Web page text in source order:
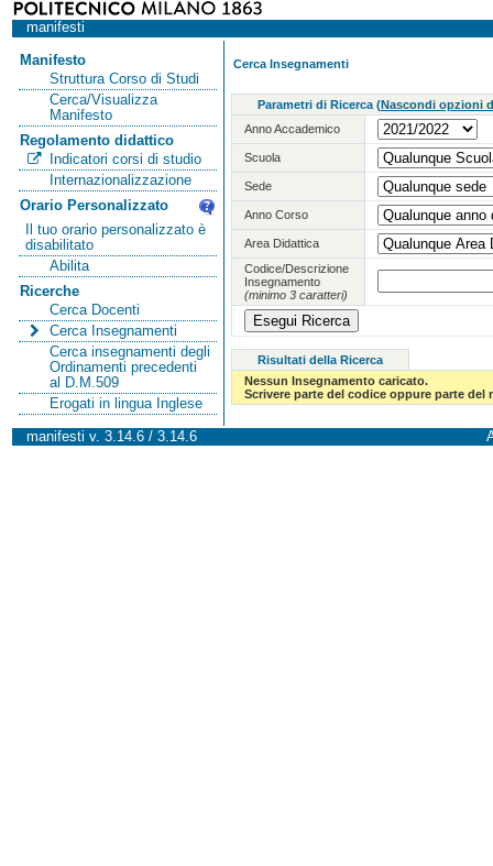
manifesti
Manifesto
Struttura Corso di Studi
Cerca/Visualizza
Manifesto
Regolamento didattico
Indicatori corsi di studio
Internazionalizzazione
Orario Personalizzato
Il tuo orario personalizzato è
disabilitato
Abilita
Ricerche
Cerca Docenti
Cerca Insegnamenti
Cerca insegnamenti degli
Ordinamenti precedenti
al D.M.509
Erogati in lingua Inglese
Cerca Insegnamenti
Parametri di Ricerca (Nascondi opzioni
Anno Accademico
Scuola
Sede
Anno Corso
Area Didattica
Codice/Descrizione
Insegnamento
(minimo 3 caratteri)
Risultati della Ricerca
Nessun Insegnamento caricato.
Scrivere parte del codice oppure parte
manifesti v. 3.14.6 / 3.14.6